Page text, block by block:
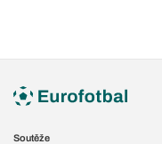
Soutěže